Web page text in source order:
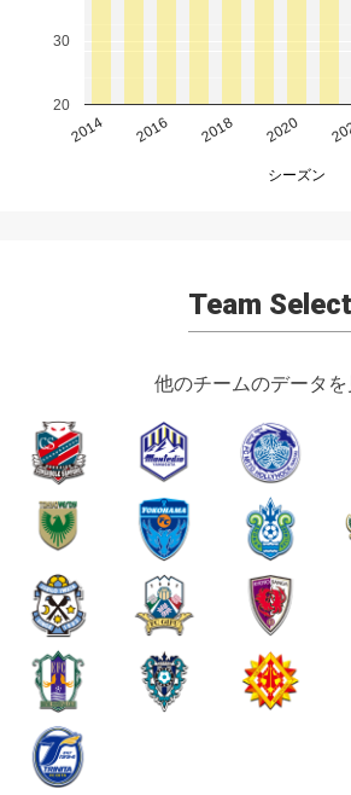
2014 2016 2018 2020
20
30
シーズン
Team Select
他のチームのデータを